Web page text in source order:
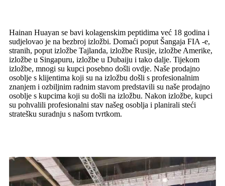
Hainan Huayan se bavi kolagenskim peptidima već 18 godina i
sudjelovao je na bezbroj izložbi. Domaći poput Šangaja FIA -e,
stranih, poput izložbe Tajlanda, izložbe Rusije, izložbe Amerike,
izložbe u Singapuru, izložbe u Dubaiju i tako dalje. Tijekom
izložbe, mnogi su kupci posebno došli ovdje. Naše prodajno
osoblje s klijentima koji su na izložbu došli s profesionalnim
znanjem i ozbiljnim radnim stavom predstavili su naše prodajno
osoblje s kupcima koji su došli na izložbu. Nakon izložbe, kupci
su pohvalili profesionalni stav našeg osoblja i planirali steći
stratešku suradnju s našom tvrtkom.